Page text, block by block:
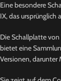
Eine besondere
IX, das ursprünglich
Die Schallplatte von
bietet eine
Versionen, darunter